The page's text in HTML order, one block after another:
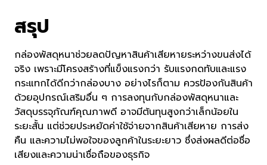
สรุป
กล่องพัสดุหนาช่วยลดปัญหาสินค้าเสียหายระหว่างขนส่งได้
จริง เพราะมีโครงสร้างที่แข็งแรงกว่า รับแรงกดทับและแรง
กระแทกได้ดีกว่ากล่องบาง อย่างไรก็ตาม ควรป้องกันสินค้า
ด้วยอุปกรณ์เสริมอื่น ๆ การลงทุนกับกล่องพัสดุหนาและ
วัสดุบรรจุภัณฑ์คุณภาพดี อาจมีต้นทุนสูงกว่าเล็กน้อยใน
ระยะสั้น แต่ช่วยประหยัดค่าใช้จ่ายจากสินค้าเสียหาย การส่ง
คืน และความไม่พอใจของลูกค้าในระยะยาว ซึ่งส่งผลดีต่อชื่อ
เสียงและความน่าเชื่อถือของธุรกิจ